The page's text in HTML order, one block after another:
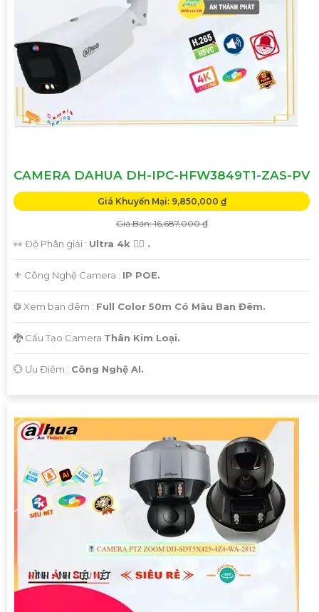
CAMERA DAHUA DH-IPC-HFW3849T1-ZAS-PV
Giá Khuyến Mại: 9,850,000 ₫
Giá Bán: 16,687,000 ₫
👀 Độ Phân giải : Ultra 4k 👍🏾 .
⚜️ Công Nghệ Camera : IP POE.
❂ Xem ban đêm : Full Color 50m Có Màu Ban Đêm.
🐉️ Cấu Tạo Camera Thân Kim Loại.
️💮 Ưu Điểm : Công Nghệ AI.